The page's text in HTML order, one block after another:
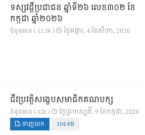
ទស្សវដ្តីប្រជាជន ឆ្នាំទី២៦ លេខ៣០២ ខែ
កក្កដា ឆ្នាំ២០២៦
ចំនួនអាន ( 12.5k ) ថ្ងៃ​អង្គារ, 4 ខែ​សីហា, 2026
ជីវប្រវត្តិសង្ខេបសមាជិកគណបក្ស
ចំនួនអាន ( 12k ) ថ្ងៃ​ព្រហស្បតិ៍, 9 ខែ​កក្កដា, 2026
ទាញយក 104 KB